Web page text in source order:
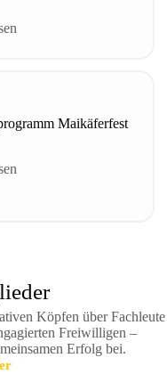
Maikäferfest
Köpfen über Fachleute
Freiwilligen –
Erfolg bei.